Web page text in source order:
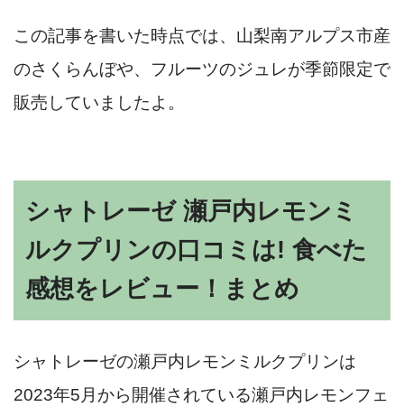
この記事を書いた時点では、山梨南アルプス市産
のさくらんぼや、フルーツのジュレが季節限定で
販売していましたよ。
シャトレーゼ 瀬戸内レモンミ
ルクプリンの口コミは! 食べた
感想をレビュー！まとめ
シャトレーゼの瀬戸内レモンミルクプリンは
2023年5月から開催されている瀬戸内レモンフェ